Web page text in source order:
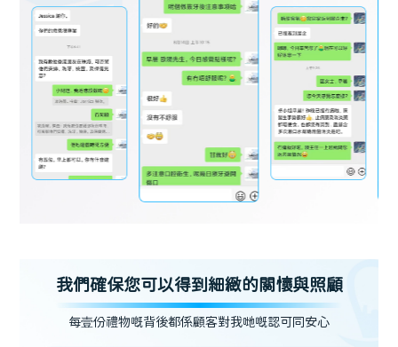
我們確保您可以得到細緻的關懷與照顧
每壹份禮物嘅背後都係顧客對我哋嘅認可同安心